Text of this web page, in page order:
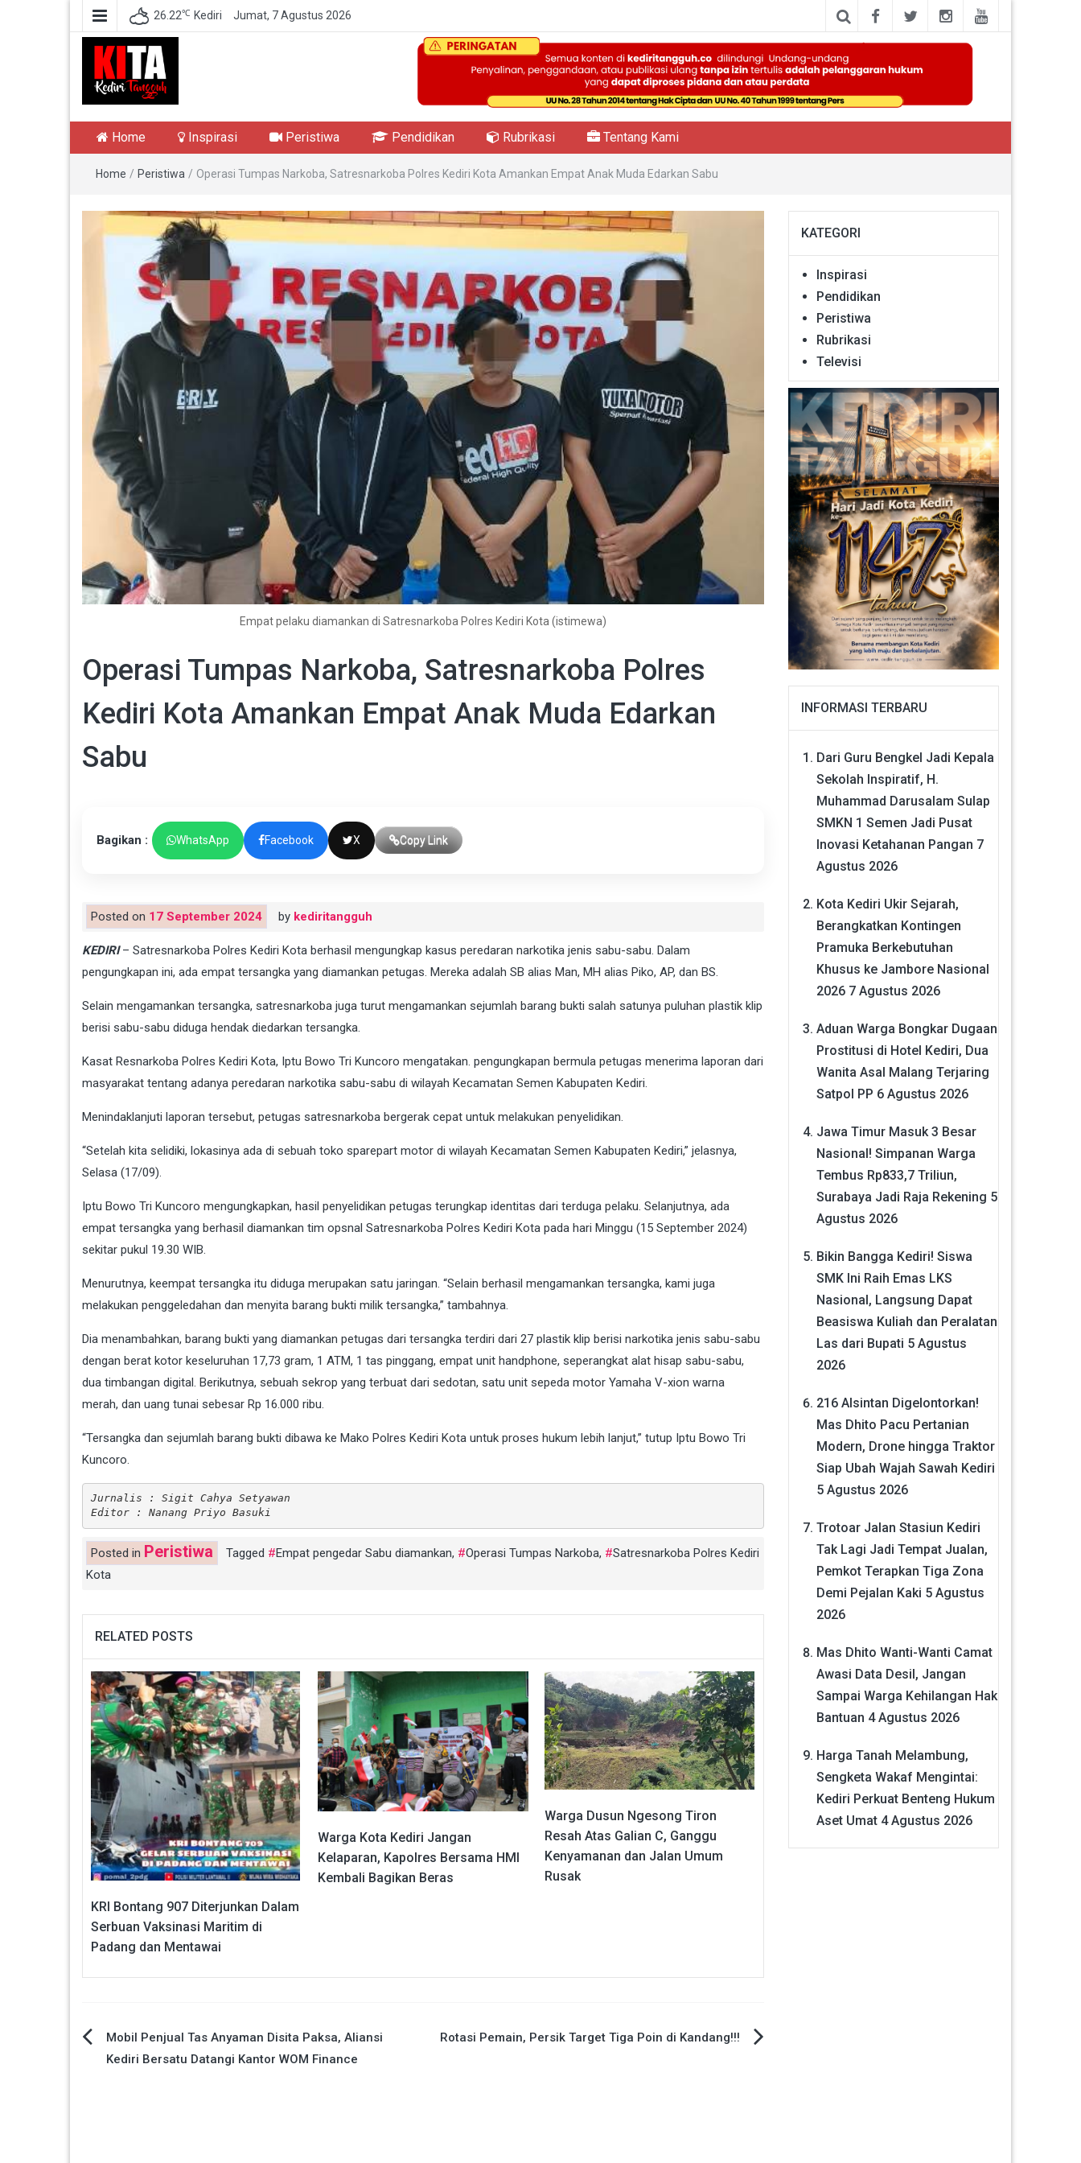
26.22℃ Kediri Jumat, 7 Agustus 2026
Kediri Tangguh
Home Inspirasi Peristiwa Pendidikan Rubrikasi Tentang Kami
Home / Peristiwa / Operasi Tumpas Narkoba, Satresnarkoba Polres Kediri Kota Amankan Empat Anak Muda Edarkan Sabu
Empat pelaku diamankan di Satresnarkoba Polres Kediri Kota (istimewa)
Operasi Tumpas Narkoba, Satresnarkoba Polres
Kediri Kota Amankan Empat Anak Muda Edarkan
Sabu
Bagikan : WhatsApp Facebook X Copy Link
Posted on 17 September 2024 by kediritangguh
KEDIRI– Satresnarkoba Polres Kediri Kota berhasil mengungkap kasus peredaran narkotika jenis sabu-sabu. Dalam
pengungkapan ini, ada empat tersangka yang diamankan petugas. Mereka adalah SB alias Man, MH alias Piko, AP, dan BS.
Selain mengamankan tersangka, satresnarkoba juga turut mengamankan sejumlah barang bukti salah satunya puluhan plastik klip
berisi sabu-sabu diduga hendak diedarkan tersangka.
Kasat Resnarkoba Polres Kediri Kota, Iptu Bowo Tri Kuncoro mengatakan. pengungkapan bermula petugas menerima laporan dari
masyarakat tentang adanya peredaran narkotika sabu-sabu di wilayah Kecamatan Semen Kabupaten Kediri.
Menindaklanjuti laporan tersebut, petugas satresnarkoba bergerak cepat untuk melakukan penyelidikan.
“Setelah kita selidiki, lokasinya ada di sebuah toko sparepart motor di wilayah Kecamatan Semen Kabupaten Kediri,” jelasnya,
Selasa (17/09).
Iptu Bowo Tri Kuncoro mengungkapkan, hasil penyelidikan petugas terungkap identitas dari terduga pelaku. Selanjutnya, ada
empat tersangka yang berhasil diamankan tim opsnal Satresnarkoba Polres Kediri Kota pada hari Minggu (15 September 2024)
sekitar pukul 19.30 WIB.
Menurutnya, keempat tersangka itu diduga merupakan satu jaringan. “Selain berhasil mengamankan tersangka, kami juga
melakukan penggeledahan dan menyita barang bukti milik tersangka,” tambahnya.
Dia menambahkan, barang bukti yang diamankan petugas dari tersangka terdiri dari 27 plastik klip berisi narkotika jenis sabu-sabu
dengan berat kotor keseluruhan 17,73 gram, 1 ATM, 1 tas pinggang, empat unit handphone, seperangkat alat hisap sabu-sabu,
dua timbangan digital. Berikutnya, sebuah sekrop yang terbuat dari sedotan, satu unit sepeda motor Yamaha V-xion warna
merah, dan uang tunai sebesar Rp 16.000 ribu.
“Tersangka dan sejumlah barang bukti dibawa ke Mako Polres Kediri Kota untuk proses hukum lebih lanjut,” tutup Iptu Bowo Tri
Kuncoro.
Jurnalis : Sigit Cahya Setyawan
Editor : Nanang Priyo Basuki
Posted in Peristiwa Tagged Empat pengedar Sabu diamankan, Operasi Tumpas Narkoba,
Satresnarkoba Polres Kediri
Kota
RELATED POSTS
KRI Bontang 907 Diterjunkan Dalam
Serbuan Vaksinasi Maritim di
Padang dan Mentawai
Warga Kota Kediri Jangan
Kelaparan, Kapolres Bersama HMI
Kembali Bagikan Beras
Warga Dusun Ngesong Tiron
Resah Atas Galian C, Ganggu
Kenyamanan dan Jalan Umum
Rusak
Navigasi
Mobil Penjual Tas Anyaman Disita Paksa, Aliansi
Kediri Bersatu Datangi Kantor WOM Finance
Rotasi Pemain, Persik Target Tiga Poin di Kandang!!!
KATEGORI
Inspirasi
Pendidikan
Peristiwa
Rubrikasi
Televisi
INFORMASI TERBARU
Dari Guru Bengkel Jadi Kepala
Sekolah Inspiratif, H.
Muhammad Darusalam Sulap
SMKN 1 Semen Jadi Pusat
Inovasi Ketahanan Pangan 7
Agustus 2026
Kota Kediri Ukir Sejarah,
Berangkatkan Kontingen
Pramuka Berkebutuhan
Khusus ke Jambore Nasional
2026 7 Agustus 2026
Aduan Warga Bongkar Dugaan
Prostitusi di Hotel Kediri, Dua
Wanita Asal Malang Terjaring
Satpol PP 6 Agustus 2026
Jawa Timur Masuk 3 Besar
Nasional! Simpanan Warga
Tembus Rp833,7 Triliun,
Surabaya Jadi Raja Rekening 5
Agustus 2026
Bikin Bangga Kediri! Siswa
SMK Ini Raih Emas LKS
Nasional, Langsung Dapat
Beasiswa Kuliah dan Peralatan
Las dari Bupati 5 Agustus
2026
216 Alsintan Digelontorkan!
Mas Dhito Pacu Pertanian
Modern, Drone hingga Traktor
Siap Ubah Wajah Sawah Kediri
5 Agustus 2026
Trotoar Jalan Stasiun Kediri
Tak Lagi Jadi Tempat Jualan,
Pemkot Terapkan Tiga Zona
Demi Pejalan Kaki 5 Agustus
2026
Mas Dhito Wanti-Wanti Camat
Awasi Data Desil, Jangan
Sampai Warga Kehilangan Hak
Bantuan 4 Agustus 2026
Harga Tanah Melambung,
Sengketa Wakaf Mengintai:
Kediri Perkuat Benteng Hukum
Aset Umat 4 Agustus 2026